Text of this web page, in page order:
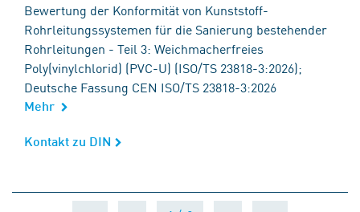
Bewertung der Konformität von Kunststoff-
Rohrleitungssystemen für die Sanierung bestehender
Rohrleitungen - Teil 3: Weichmacherfreies
Poly(vinylchlorid) (PVC-U) (ISO/TS 23818-3:2026);
Deutsche Fassung CEN ISO/TS 23818-3:2026
Mehr
Kontakt zu DIN
Kontakt zu DIN